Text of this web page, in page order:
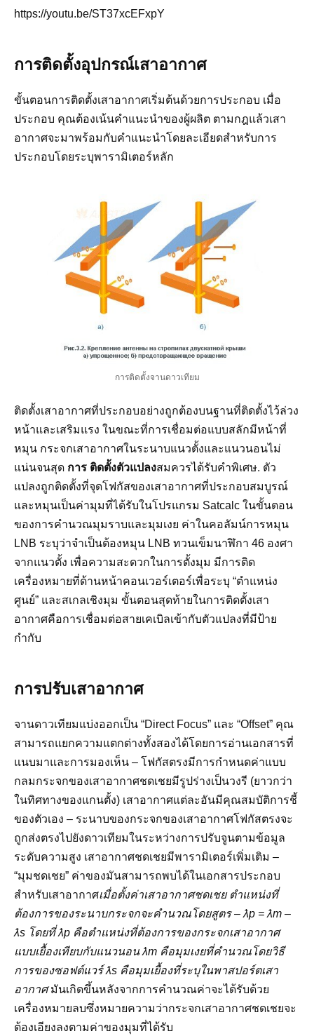
https://youtu.be/ST37xcEFxpY
การติดตั้งอุปกรณ์เสาอากาศ
ขั้นตอนการติดตั้งเสาอากาศเริ่มต้นด้วยการประกอบ เมื่อ
ประกอบ คุณต้องเน้นคำแนะนำของผู้ผลิต ตามกฎแล้วเสา
อากาศจะมาพร้อมกับคำแนะนำโดยละเอียดสำหรับการ
ประกอบโดยระบุพารามิเตอร์หลัก
การติดตั้งจานดาวเทียม
ติดตั้งเสาอากาศที่ประกอบอย่างถูกต้องบนฐานที่ติดตั้งไว้ล่วง
หน้าและเสริมแรง ในขณะที่การเชื่อมต่อแบบสลักมีหน้าที่
หมุน กระจกเสาอากาศในระนาบแนวตั้งและแนวนอนไม่
แน่นจนสุด การ ติดตั้งตัวแปลงสมควรได้รับคำพิเศษ. ตัว
แปลงถูกติดตั้งที่จุดโฟกัสของเสาอากาศที่ประกอบสมบูรณ์
และหมุนเป็นค่ามุมที่ได้รับในโปรแกรม Satcalc ในขั้นตอน
ของการคำนวณมุมราบและมุมเงย ค่าในคอลัมน์การหมุน
LNB ระบุว่าจำเป็นต้องหมุน LNB ทวนเข็มนาฬิกา 46 องศา
จากแนวตั้ง เพื่อความสะดวกในการตั้งมุม มีการติด
เครื่องหมายที่ด้านหน้าคอนเวอร์เตอร์เพื่อระบุ “ตำแหน่ง
ศูนย์” และสเกลเชิงมุม ขั้นตอนสุดท้ายในการติดตั้งเสา
อากาศคือการเชื่อมต่อสายเคเบิลเข้ากับตัวแปลงที่มีป้าย
กำกับ
การปรับเสาอากาศ
จานดาวเทียมแบ่งออกเป็น “Direct Focus” และ “Offset” คุณ
สามารถแยกความแตกต่างทั้งสองได้โดยการอ่านเอกสารที่
แนบมาและการมองเห็น – โฟกัสตรงมีการกำหนดค่าแบบ
กลมกระจกของเสาอากาศชดเชยมีรูปร่างเป็นวงรี (ยาวกว่า
ในทิศทางของแกนตั้ง) เสาอากาศแต่ละอันมีคุณสมบัติการชี้
ของตัวเอง – ระนาบของกระจกของเสาอากาศโฟกัสตรงจะ
ถูกส่งตรงไปยังดาวเทียมในระหว่างการปรับจูนตามข้อมูล
ระดับความสูง เสาอากาศชดเชยมีพารามิเตอร์เพิ่มเติม –
“มุมชดเชย” ค่าของมันสามารถพบได้ในเอกสารประกอบ
สำหรับเสาอากาศเมื่อตั้งค่าเสาอากาศชดเชย ตำแหน่งที่
ต้องการของระนาบกระจกจะคำนวณโดยสูตร – ƛp = ƛm –
ƛs โดยที่ ƛp คือตำแหน่งที่ต้องการของกระจกเสาอากาศ
แบบเยื้องเทียบกับแนวนอน ƛm คือมุมเงยที่คำนวณโดยวิธี
การของซอฟต์แวร์ ƛs คือมุมเยื้องที่ระบุในพาสปอร์ตเสา
อากาศมันเกิดขึ้นหลังจากการคำนวณค่าจะได้รับด้วย
เครื่องหมายลบซึ่งหมายความว่ากระจกเสาอากาศชดเชยจะ
ต้องเอียงลงตามค่าของมุมที่ได้รับ